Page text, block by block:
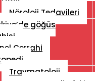
Nöroloji Tedavileri
göğüs
Cerrahi
Travmatoloji